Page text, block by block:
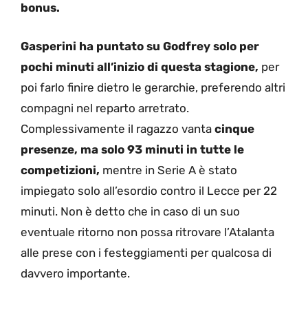
bonus.
Gasperini ha puntato su Godfrey solo per
pochi minuti all’inizio di questa stagione, per
poi farlo finire dietro le gerarchie, preferendo altri
compagni nel reparto arretrato.
Complessivamente il ragazzo vanta cinque
presenze, ma solo 93 minuti in tutte le
competizioni, mentre in Serie A è stato
impiegato solo all’esordio contro il Lecce per 22
minuti. Non è detto che in caso di un suo
eventuale ritorno non possa ritrovare l’Atalanta
alle prese con i festeggiamenti per qualcosa di
davvero importante.